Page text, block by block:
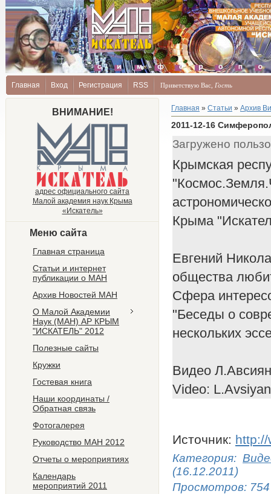
Главная Вход Регистрация RSS Приветствую Вас Гость
ВНИМАНИЕ!
адрес официального сайта
Малой академия наук Крыма
«Искатель»
Меню сайта
Главная страница
Статьи и интернет
публикации о МАН
Архив Новостей МАН
О Малой Академии
Наук (МАН) АР КРЫМ
"ИСКАТЕЛЬ" 2012
Полезные сайты
Кружки
Гостевая книга
Наши координаты /
Обратная связь
Фотогалерея
Руководство МАН 2012
Отчеты о мероприятиях
Календарь
мероприятий 2011
Главная » Статьи » Архив
2011-12-16
Загружено
Крымская
Крыма
Евгений
общества
Сфера
"Беседы о
нескольких
Видео Л.Авсиян
Video: L.Avsiyan
Источник:
Категория:
(16.12.2011)
Просмотров: 754